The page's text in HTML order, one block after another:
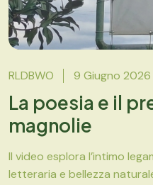
RLDBWO 9 Giugno 2026
La poesia e il
magnolie
Il video esplora l’intimo
letteraria e bellezza